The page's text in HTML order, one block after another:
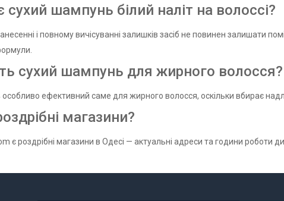
шампунь білий наліт на волоссі?
і повному вичісуванні залишків засіб не повинен залишати
сухий шампунь для жирного волосся?
ефективний саме для жирного волосся, оскільки вбирає
магазини?
є роздрібні магазини в Одесі — актуальні адреси та години роботи